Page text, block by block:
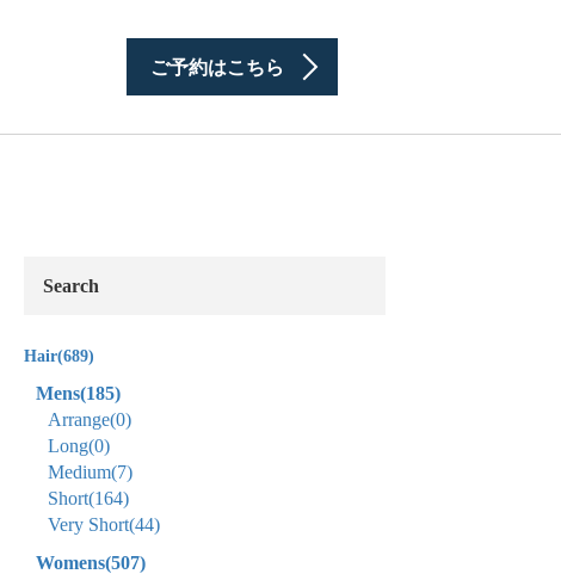
ご予約はこちら
Search
Hair(689)
Mens(185)
Arrange(0)
Long(0)
Medium(7)
Short(164)
Very Short(44)
Womens(507)